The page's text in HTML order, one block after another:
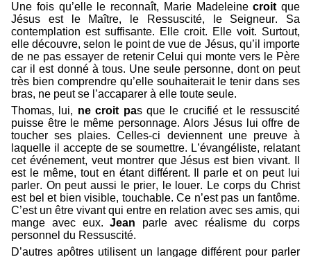
Une fois qu’elle le reconnaît, Marie Madeleinecroit que
Jésus est le Maître, le Ressuscité, le Seigneur. Sa
contemplation est suffisante. Elle croit. Elle voit. Surtout,
elle découvre, selon le point de vue de Jésus, qu’il importe
de ne pas essayer de retenir Celui qui monte vers le Père
car il est donné à tous. Une seule personne, dont on peut
très bien comprendre qu’elle souhaiterait le tenir dans ses
bras, ne peut se l’accaparer à elle toute seule.
Thomas, lui, ne croit pas que le crucifié et le ressuscité
puisse être le même personnage. Alors Jésus lui offre de
toucher ses plaies. Celles-ci deviennent une preuve à
laquelle il accepte de se soumettre. L’évangéliste, relatant
cet événement, veut montrer que Jésus est bien vivant. Il
est le même, tout en étant différent. Il parle et on peut lui
parler. On peut aussi le prier, le louer. Le corps du Christ
est bel et bien visible, touchable. Ce n’est pas un fantôme.
C’est un être vivant qui entre en relation avec ses amis, qui
mange avec eux.Jean parle avec réalisme du corps
personnel du Ressuscité.
D’autres apôtres utilisent un langage différent pour parler